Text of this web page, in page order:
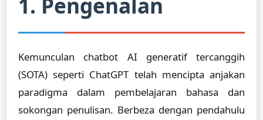
Kemunculan chatbot AI generatif tercanggih
(SOTA) seperti ChatGPT telah mencipta anjakan
paradigma dalam pembelajaran bahasa dan
sokongan penulisan. Berbeza dengan pendahulu